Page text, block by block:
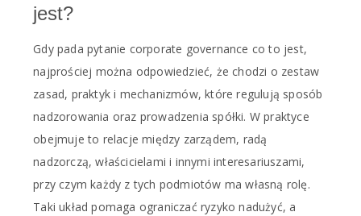
jest?
Gdy pada pytanie corporate governance co to jest,
najprościej można odpowiedzieć, że chodzi o zestaw
zasad, praktyk i mechanizmów, które regulują sposób
nadzorowania oraz prowadzenia spółki. W praktyce
obejmuje to relacje między zarządem, radą
nadzorczą, właścicielami i innymi interesariuszami,
przy czym każdy z tych podmiotów ma własną rolę.
Taki układ pomaga ograniczać ryzyko nadużyć, a